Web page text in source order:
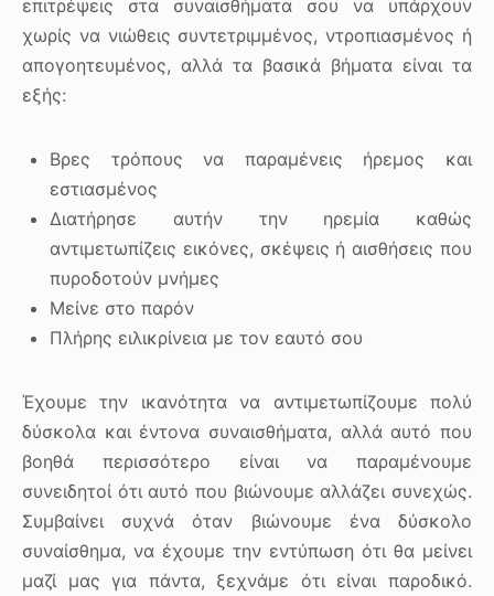
επιτρέψεις στα συναισθήματα σου να υπάρχουν
χωρίς να νιώθεις συντετριμμένος, ντροπιασμένος ή
απογοητευμένος, αλλά τα βασικά βήματα είναι τα
εξής:
Βρες τρόπους να παραμένεις ήρεμος και
εστιασμένος
Διατήρησε αυτήν την ηρεμία καθώς
αντιμετωπίζεις εικόνες, σκέψεις ή αισθήσεις που
πυροδοτούν μνήμες
Μείνε στο παρόν
Πλήρης ειλικρίνεια με τον εαυτό σου
Έχουμε την ικανότητα να αντιμετωπίζουμε πολύ
δύσκολα και έντονα συναισθήματα, αλλά αυτό που
βοηθά περισσότερο είναι να παραμένουμε
συνειδητοί ότι αυτό που βιώνουμε αλλάζει συνεχώς.
Συμβαίνει συχνά όταν βιώνουμε ένα δύσκολο
συναίσθημα, να έχουμε την εντύπωση ότι θα μείνει
μαζί μας για πάντα, ξεχνάμε ότι είναι παροδικό.